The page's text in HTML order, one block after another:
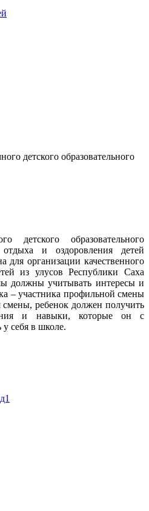
детского образовательного
детского образовательного
и оздоровления детей
для организации качественного
из улусов Республики Саха
должны учитывать интересы и
– участника профильной смены
смены, ребенок должен получить
и навыки, которые он с
себя в школе.